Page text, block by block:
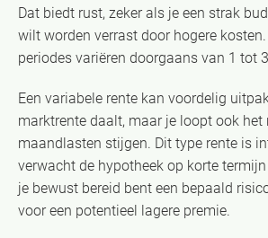
Dat biedt rust, zeker als je een strak
wilt worden verrast door hogere
periodes variëren doorgaans van 1 tot
Een variabele rente kan voordelig
marktrente daalt, maar je loopt ook het
maandlasten stijgen. Dit type rente is
verwacht de hypotheek op korte
je bewust bereid bent een bepaald
voor een potentieel lagere premie.